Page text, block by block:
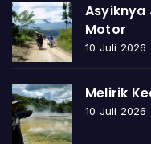
Asyiknya
Motor
10 Juli 2026
Melirik
10 Juli 2026